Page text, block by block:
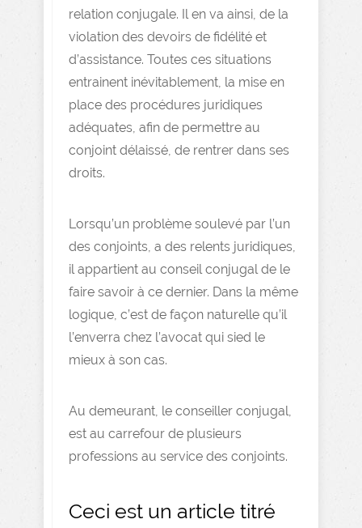
relation conjugale. Il en va ainsi, de la
violation des devoirs de fidélité et
d’assistance. Toutes ces situations
entrainent inévitablement, la mise en
place des procédures juridiques
adéquates, afin de permettre au
conjoint délaissé, de rentrer dans ses
droits.
Lorsqu’un problème soulevé par l’un
des conjoints, a des relents juridiques,
il appartient au conseil conjugal de le
faire savoir à ce dernier. Dans la même
logique, c’est de façon naturelle qu’il
l’enverra chez l’avocat qui sied le
mieux à son cas.
Au demeurant, le conseiller conjugal,
est au carrefour de plusieurs
professions au service des conjoints.
Ceci est un article titré